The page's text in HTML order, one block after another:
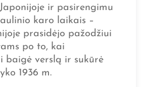
ir pasirengimu
karo laikais –
prasidėjo pažodžiui
po to, kai
baigė verslą ir sukūrė
1936 m.